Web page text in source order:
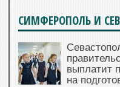
СИМФЕРОПОЛЬ И
выплатит
на